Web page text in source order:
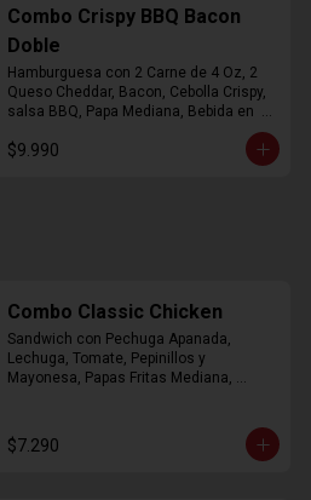
Combo Crispy BBQ Bacon
Doble
Hamburguesa con 2 Carne de 4 Oz, 2
Queso Cheddar, Bacon, Cebolla Crispy,
salsa BBQ, Papa Mediana, Bebida en
$9.990
Combo Classic Chicken
Sandwich con Pechuga Apanada,
Lechuga, Tomate, Pepinillos y
Mayonesa, Papas Fritas Mediana,
$7.290